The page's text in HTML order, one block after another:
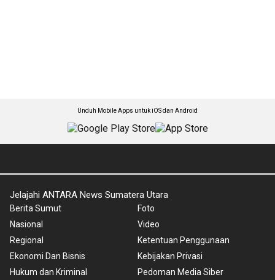
Unduh Mobile Apps untuk iOS dan Android
Jelajahi ANTARA News Sumatera Utara
Berita Sumut
Nasional
Regional
Ekonomi Dan Bisnis
Hukum dan Kriminal
Foto
Video
Ketentuan Penggunaan
Kebijakan Privasi
Pedoman Media Siber